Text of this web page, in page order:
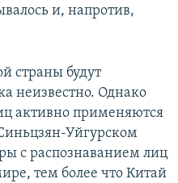
и, напротив,
страны будут
неизвестно. Однако
активно применяются
Уйгурском
с распознаванием лиц
тем более что Китай